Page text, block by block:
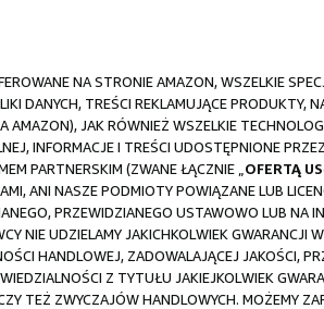
NA STRONIE AMAZON, WSZELKIE
DANYCH, TREŚCI REKLAMUJĄCE PRODUKTY,
JAK RÓWNIEŻ WSZELKIE
INFORMACJE I TREŚCI UDOSTĘPNIONE
PARTNERSKIM (ZWANE ŁĄCZNIE „ OFERTĄ
ANI NASZE PODMIOTY POWIĄZANE LUB
PRZEWIDZIANEGO USTAWOWO LUB NA
NIE UDZIELAMY JAKICHKOLWIEK GWARANCJI
HANDLOWEJ, ZADOWALAJĄCEJ JAKOŚCI,
Z TYTUŁU JAKIEJKOLWIEK
TEŻ ZWYCZAJÓW HANDLOWYCH. MOŻEMY